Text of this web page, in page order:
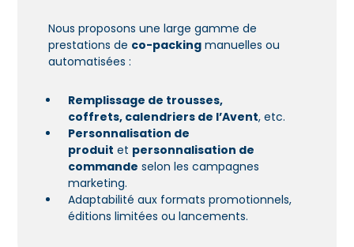
Nous proposons une large gamme de
prestations de co-packingmanuelles ou
automatisées :
Remplissage de trousses,
coffrets, calendriers de l’Avent, etc.
Personnalisation de
produit et personnalisation de
commande selon les campagnes
marketing.
Adaptabilité aux formats promotionnels,
éditions limitées ou lancements.